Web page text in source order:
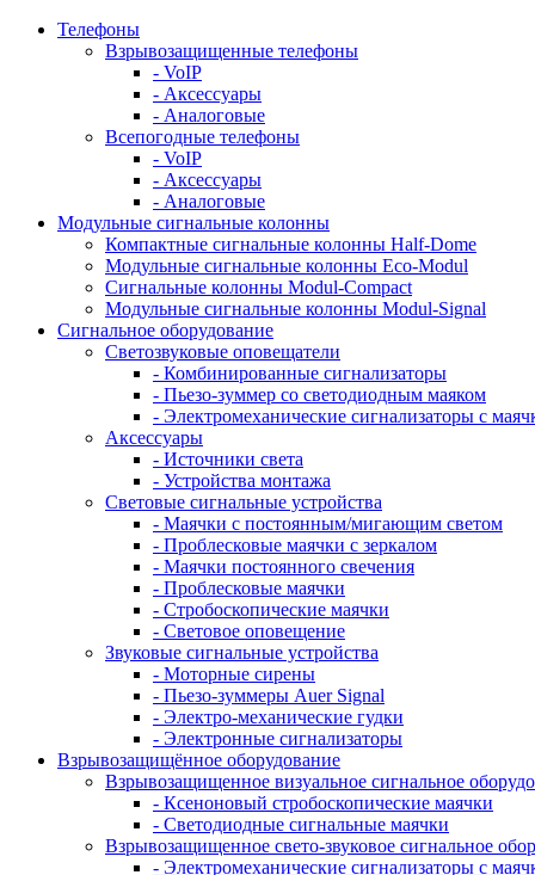
Телефоны
Взрывозащищенные телефоны
- VoIP
- Аксессуары
- Аналоговые
Всепогодные телефоны
- VoIP
- Аксессуары
- Аналоговые
Модульные сигнальные колонны
Компактные сигнальные колонны Half-Dome
Модульные сигнальные колонны Eco-Modul
Сигнальные колонны Modul-Compact
Модульные сигнальные колонны Modul-Signal
Сигнальное оборудование
Светозвуковые оповещатели
- Комбинированные сигнализаторы
- Пьезо-зуммер со светодиодным маяком
- Электромеханические сигнализаторы с
Аксессуары
- Источники света
- Устройства монтажа
Световые сигнальные устройства
- Маячки с постоянным/мигающим светом
- Проблесковые маячки с зеркалом
- Маячки постоянного свечения
- Проблесковые маячки
- Стробоскопические маячки
- Световое оповещение
Звуковые сигнальные устройства
- Моторные сирены
- Пьезо-зуммеры Auer Signal
- Электро-механические гудки
- Электронные сигнализаторы
Взрывозащищённое оборудование
Взрывозащищенное визуальное сигнальное
- Ксеноновый стробоскопические маячки
- Светодиодные сигнальные маячки
Взрывозащищенное свето-звуковое сигнальное
- Электромеханические сигнализаторы с